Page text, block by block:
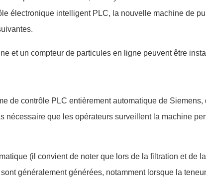
électronique intelligent PLC, la nouvelle machine de
et un compteur de particules en ligne peuvent être
de contrôle PLC entièrement automatique de
nécessaire que les opérateurs surveillent la machine
(il convient de noter que lors de la filtration et de
généralement générées, notamment lorsque la